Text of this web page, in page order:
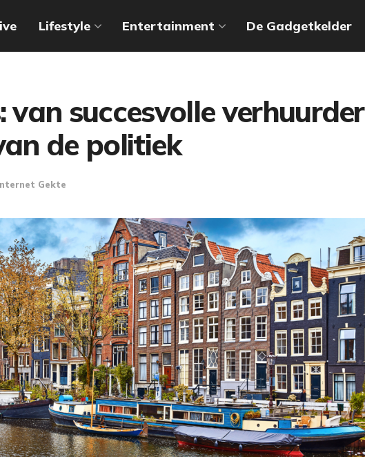
Lifestyle Entertainment De Gadgetkelder
van succesvolle verhuurder
de politiek
Gekte